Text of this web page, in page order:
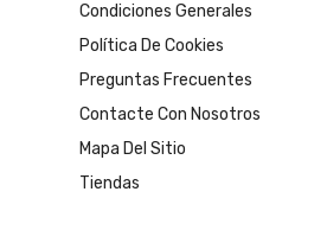
Condiciones Generales
Política De Cookies
Preguntas Frecuentes
Contacte Con Nosotros
Mapa Del Sitio
Tiendas